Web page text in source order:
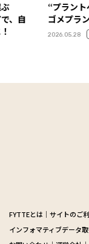
、自
“プラン
ゴメプラ
2026.05.28
FYTTEとは サイトのご
インフォマティブデータ